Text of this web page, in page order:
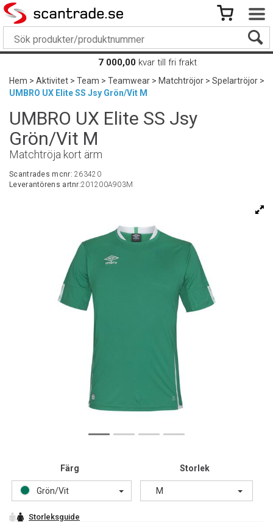
7 000,00 kvar till fri frakt
Hem>Aktivitet>Team>Teamwear>Matchtröjor>Spelartröjor>
UMBRO UX Elite SS Jsy Grön/Vit M
UMBRO UX Elite SS Jsy
Grön/Vit M
Matchtröja kort ärm
Scantrades mcnr:263420
Leverantörens artnr:201200A903M
Färg
Grön/Vit
Storlek
M